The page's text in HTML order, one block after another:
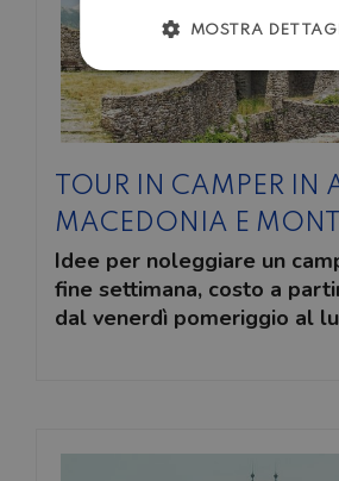
TOUR IN CAMPER IN
MACEDONIA E
Idee per noleggiare un
fine settimana, costo a
dal venerdì pomeriggio al
MOSTRA